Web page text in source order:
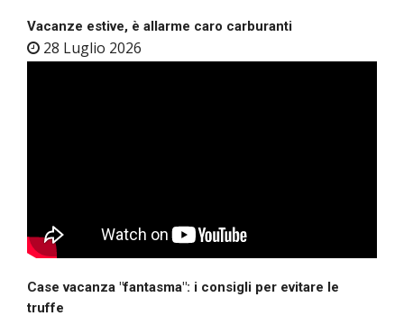
Vacanze estive, è allarme caro carburanti
28 Luglio 2026
Case vacanza "fantasma": i consigli per evitare le
truffe